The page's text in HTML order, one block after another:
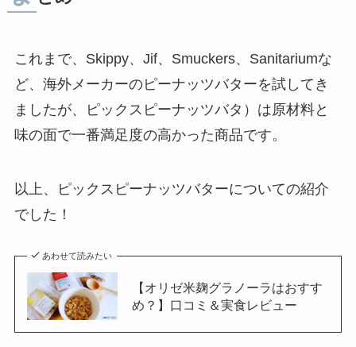
これまで、Skippy、Jif、Smuckers、Sanitariumな
ど、海外メーカーのピーナッツバターを試してき
ましたが、ピックスピーナッツバタ）は原材料と
味の面で一番満足度の高かった商品です。
以上、ピックスピーナッツバターについての紹介
でした！
あわせて読みたい
【オリゼ米麹グラノーラはおすす
め？】口コミ＆実食レビュー